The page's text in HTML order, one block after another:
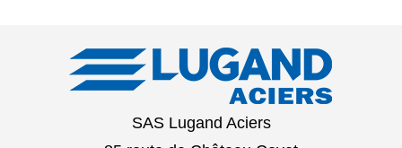
SAS Lugand Aciers